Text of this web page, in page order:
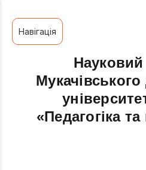
Навігація
Науковий
«Педагогіка